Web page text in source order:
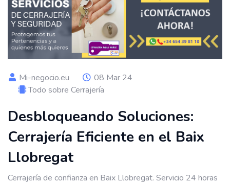
Mi-negocio.eu
08 Mar 24
Todo sobre Cerrajería
Desbloqueando Soluciones:
Cerrajería Eficiente en el Baix
Llobregat
Cerrajería de confianza en Baix Llobregat. Servicio 24 horas